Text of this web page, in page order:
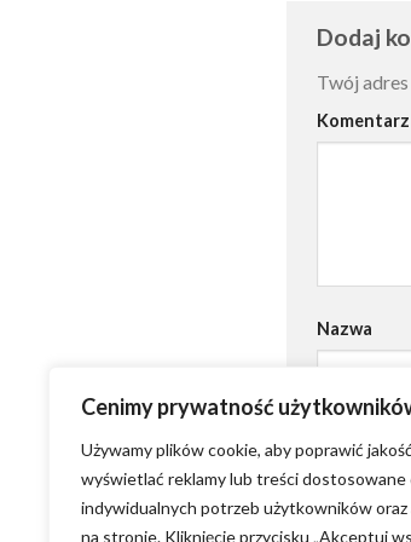
Cenimy prywatność
Używamy plików cookie, aby poprawić
wyświetlać reklamy lub treści dostosowane
indywidualnych potrzeb użytkowników oraz
na stronie. Kliknięcie przycisku „Akceptuj
Dodaj
Twój
Komentarz
Nazwa